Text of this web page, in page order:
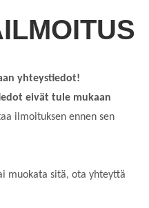
yhteystiedot!
eivät tule mukaan
ilmoituksen ennen sen
muokata sitä, ota yhteyttä